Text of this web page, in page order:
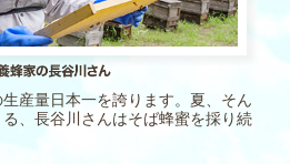
産量日本一を誇ります。夏、そん
、長谷川さんはそば蜂蜜を採り続